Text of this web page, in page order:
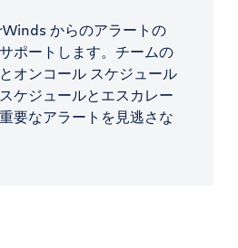
からのアラートの
ポートします。チームの
オンコール スケジュール
ケジュールとエスカレー
要なアラートを見逃さな